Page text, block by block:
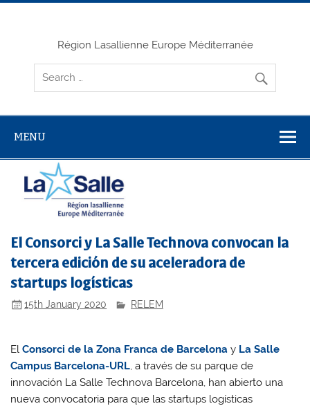
Skip
Région Lasallienne Europe Méditerranée
MENU
El Consorci y La Salle Technova convocan la
tercera edición de su aceleradora de
startups logísticas
15th January 2020 RELEM
ElConsorci de la Zona Franca de Barcelona y La Salle
Campus Barcelona-URL, a través de su parque de
innovación La Salle Technova Barcelona, han abierto una
nueva convocatoria para que las startups logísticas